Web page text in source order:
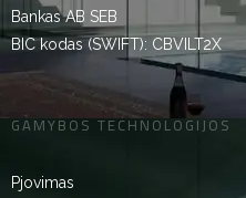
Bankas AB SEB
BIC kodas (SWIFT): CBVILT2X
GAMYBOS TECHNOLOGIJOS
Pjovimas